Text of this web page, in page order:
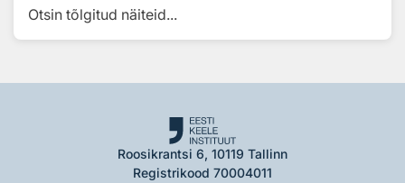
Otsin tõlgitud näiteid...
Roosikrantsi 6, 10119 Tallinn
Registrikood 70004011